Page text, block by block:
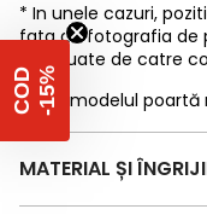
* In unele cazuri,
fata de fotografia de
efectuate de catre
* Fotomodelul poartă
MATERIAL ȘI
C
O
D
-
1
5 %